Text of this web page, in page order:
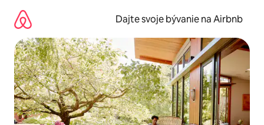
obsah.
Dajte svoje bývanie na Airbnb